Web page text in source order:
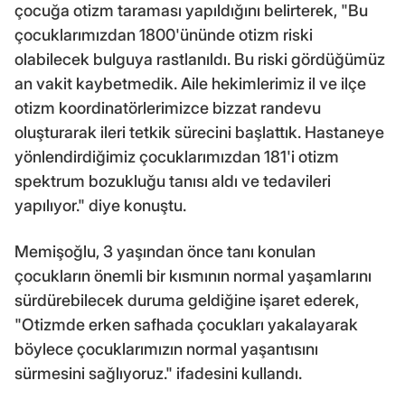
çocuğa otizm taraması yapıldığını belirterek, "Bu
çocuklarımızdan 1800'ününde otizm riski
olabilecek bulguya rastlanıldı. Bu riski gördüğümüz
an vakit kaybetmedik. Aile hekimlerimiz il ve ilçe
otizm koordinatörlerimizce bizzat randevu
oluşturarak ileri tetkik sürecini başlattık. Hastaneye
yönlendirdiğimiz çocuklarımızdan 181'i otizm
spektrum bozukluğu tanısı aldı ve tedavileri
yapılıyor." diye konuştu.
Memişoğlu, 3 yaşından önce tanı konulan
çocukların önemli bir kısmının normal yaşamlarını
sürdürebilecek duruma geldiğine işaret ederek,
"Otizmde erken safhada çocukları yakalayarak
böylece çocuklarımızın normal yaşantısını
sürmesini sağlıyoruz." ifadesini kullandı.